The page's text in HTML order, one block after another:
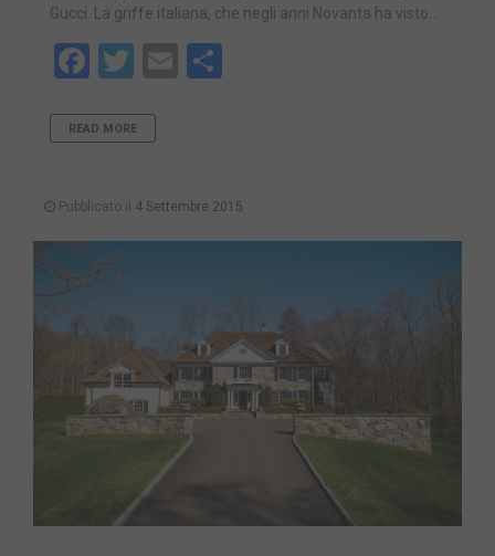
Gucci. La griffe italiana, che negli anni Novanta ha visto…
Facebook
Twitter
Email
READ MORE
Pubblicato il 4 Settembre 2015